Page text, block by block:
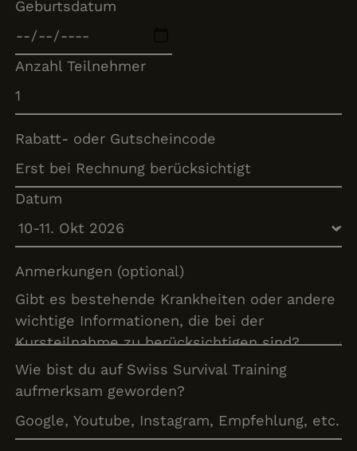
Geburtsdatum
Anzahl Teilnehmer
Rabatt- oder Gutscheincode
Datum
Anmerkungen (optional)
Wie bist du auf Swiss Survival Training
aufmerksam geworden?